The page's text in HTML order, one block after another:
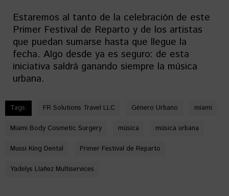
Estaremos al tanto de la celebración de este
Primer Festival de Reparto y de los artistas
que puedan sumarse hasta que llegue la
fecha. Algo desde ya es seguro: de esta
iniciativa saldrá ganando siempre la música
urbana.
Tags: FR Solutions Travel LLC Género Urbano miami
Miami Body Cosmetic Surgery música música urbana
Mussi King Dental Primer Festival de Reparto
Yadelys Llañez Multiservices